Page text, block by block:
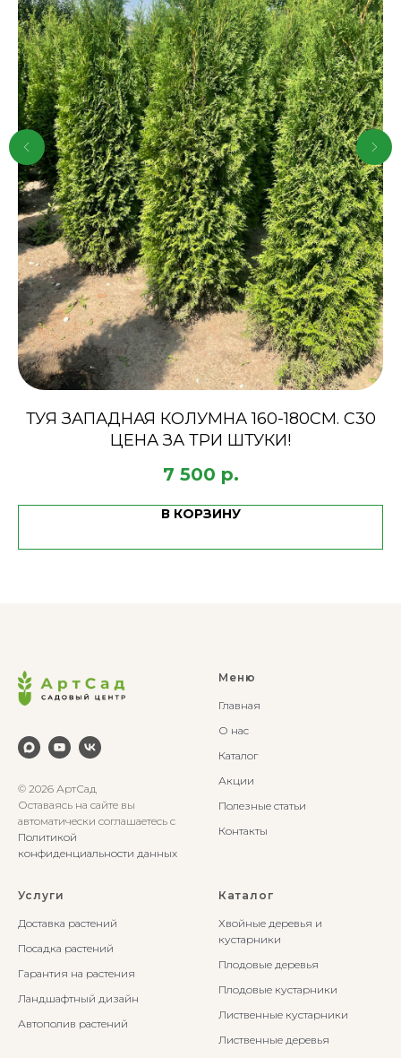
ТУЯ ЗАПАДНАЯ КОЛУМНА 160-180СМ. С30
ЦЕНА ЗА ТРИ ШТУКИ!
7 500 р.
В КОРЗИНУ
© 2026 АртСад
Оставаясь на сайте вы
автоматически соглашаетесь с
Политикой
конфиденциальности данных
Меню
Главная
О нас
Каталог
Акции
Полезные статьи
Контакты
Услуги
Доставка растений
Посадка растений
Гарантия на растения
Ландшафтный дизайн
Автополив растений
Каталог
Хвойные деревья и
кустарники
Плодовые деревья
Плодовые кустарники
Лиственные кустарники
Лиственные деревья